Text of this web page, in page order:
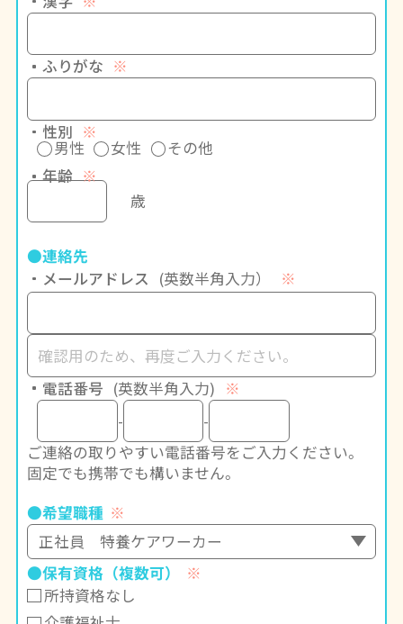
ふりがな ※
性別 ※
男性 女性
その他
年齢 ※
歳
●連絡先
メールアドレス (英数半角入力） ※
電話番号 (英数半角入力) ※
-
-
ご連絡の取りやすい電話番号をご入力ください。
固定でも携帯でも構いません。
●希望職種 ※
●保有資格 （複数可） ※
所持資格なし